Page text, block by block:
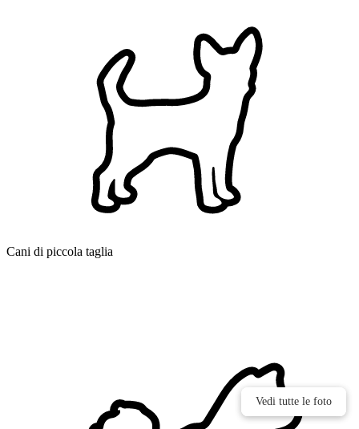
Vedi tutte le foto
Vedi tutte le foto
Cani di piccola taglia